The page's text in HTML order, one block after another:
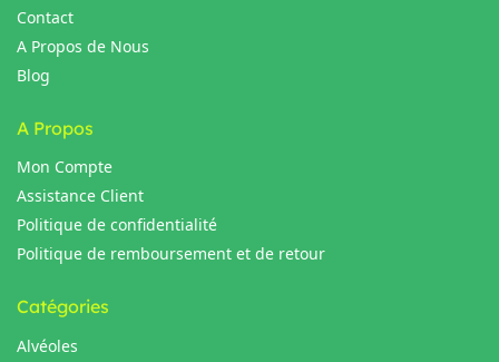
Contact
A Propos de Nous
Blog
A Propos
Mon Compte
Assistance Client
Politique de confidentialité
Politique de remboursement et de retour
Catégories
Alvéoles